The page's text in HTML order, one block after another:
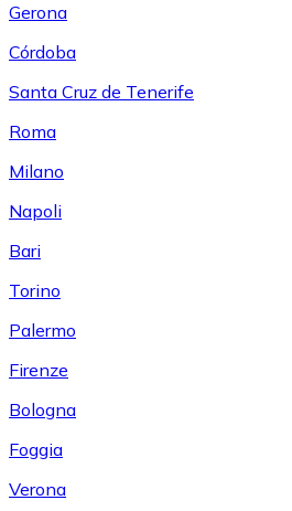
Gerona
Córdoba
Santa Cruz de Tenerife
Roma
Milano
Napoli
Bari
Torino
Palermo
Firenze
Bologna
Foggia
Verona